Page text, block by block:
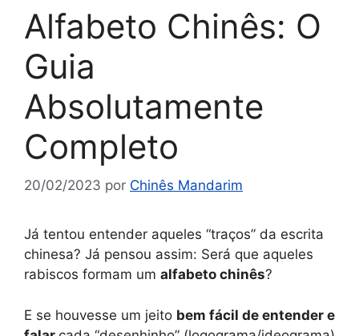
Alfabeto Chinês: O
Guia
Absolutamente
Completo
20/02/2023 por Chinês Mandarim
Já tentou entender aqueles “traços” da escrita
chinesa? Já pensou assim: Será que aqueles
rabiscos formam um alfabeto chinês?
E se houvesse um jeito bem fácil de entender e